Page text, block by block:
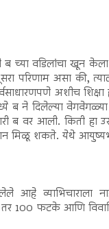
वडिलांचा खून केला
दूसरा परिणाम असा
अशीच
ने दिलेल्या
ब वर आली. किती हा
मिळू शकते. येथे
आहे व्याभिचाराला
100 फटके आणि